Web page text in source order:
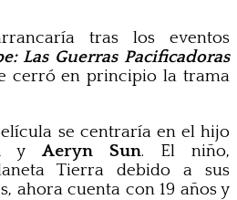
tras los eventos
Las Guerras Pacificadoras
cerró en principio la trama
se centraría en el hijo
y Aeryn Sun. El niño,
Tierra debido a sus
ahora cuenta con 19 años y